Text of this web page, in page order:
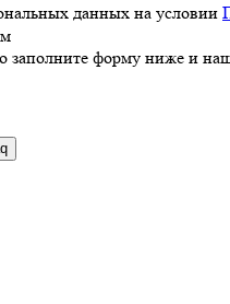
данных на условии
заполните форму ниже и